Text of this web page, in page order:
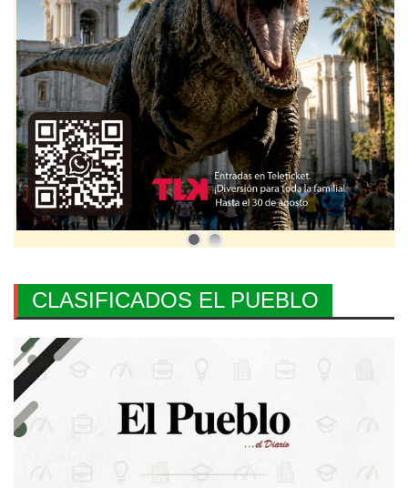
CLASIFICADOS EL PUEBLO